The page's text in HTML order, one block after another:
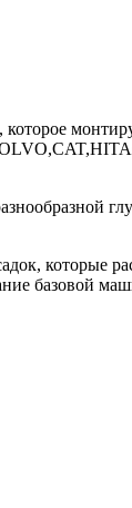
которые
базовой